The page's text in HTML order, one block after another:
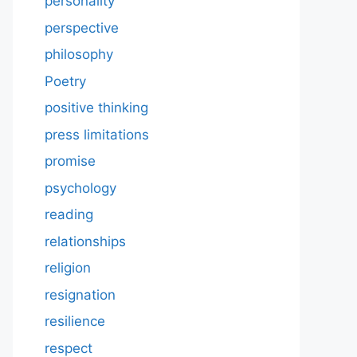
perspective
philosophy
Poetry
positive thinking
press limitations
promise
psychology
reading
relationships
religion
resignation
resilience
respect